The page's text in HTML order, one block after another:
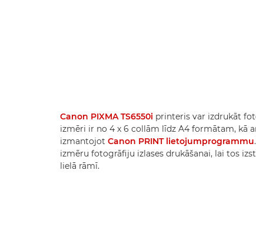
Canon PIXMA TS6550i printeris var izdrukāt
izmēri ir no 4 x 6 collām līdz A4 formātam, kā
izmantojot Canon PRINT lietojumprogrammu
izmēru fotogrāfiju izlases drukāšanai, lai tos
lielā rāmī.